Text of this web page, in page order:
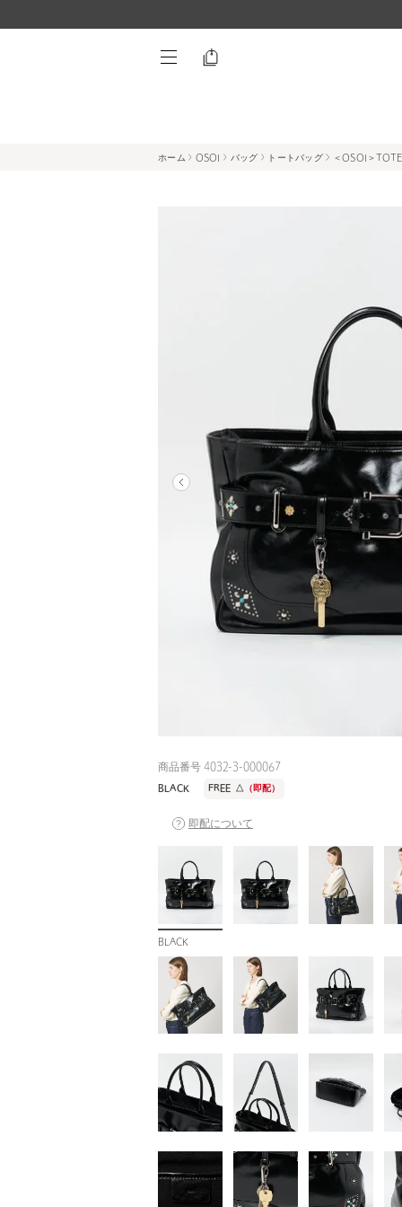
ホーム OSOI バッグ トートバッグ ＜OSOI＞
商品番号 4032-3-000067
BLACK FREE △ （即配）
即配について
BLACK